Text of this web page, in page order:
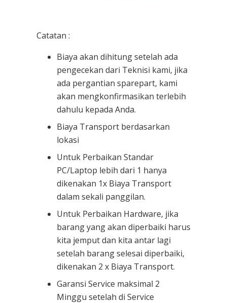
Catatan :
Biaya akan dihitung setelah ada
pengecekan dari Teknisi kami, jika
ada pergantian sparepart, kami
akan mengkonfirmasikan terlebih
dahulu kepada Anda.
Biaya Transport berdasarkan
lokasi
Untuk Perbaikan Standar
PC/Laptop lebih dari 1 hanya
dikenakan 1x Biaya Transport
dalam sekali panggilan.
Untuk Perbaikan Hardware, jika
barang yang akan diperbaiki harus
kita jemput dan kita antar lagi
setelah barang selesai diperbaiki,
dikenakan 2 x Biaya Transport.
Garansi Service maksimal 2
Minggu setelah di Service